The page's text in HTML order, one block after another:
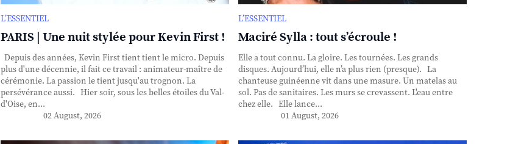
L’ESSENTIEL
PARIS | Une nuit stylée pour Kevin First !
Depuis des années, Kevin First tient tient le micro. Depuis
plus d'une décennie, il fait ce travail : animateur-maître de
cérémonie. La passion le tient jusqu'au trognon. La
persévérance aussi. Hier soir, sous les belles étoiles du Val-
d'Oise, en...
02 August, 2026
L’ESSENTIEL
Maciré Sylla : tout s’écroule !
Elle a tout connu. La gloire. Les tournées. Les grands
disques. Aujourd’hui, elle n’a plus rien (presque). La
chanteuse guinéenne vit dans une masure. Un matelas au
sol. Pas de sanitaires. Les murs se crevassent. L'eau entre
chez elle. Elle lance...
01 August, 2026